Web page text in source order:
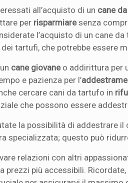
all’acquisto di un cane
per risparmiaresenza
l’acquisto di un cane
tartufi, che potrebbe essere
cane giovaneo addirittura per
e pazienza per l’
cercare cani da tartufo in
che possono essere
la possibilità di addestrare il
specializzata; questo può
relazioni con altri
prezzi più accessibili.